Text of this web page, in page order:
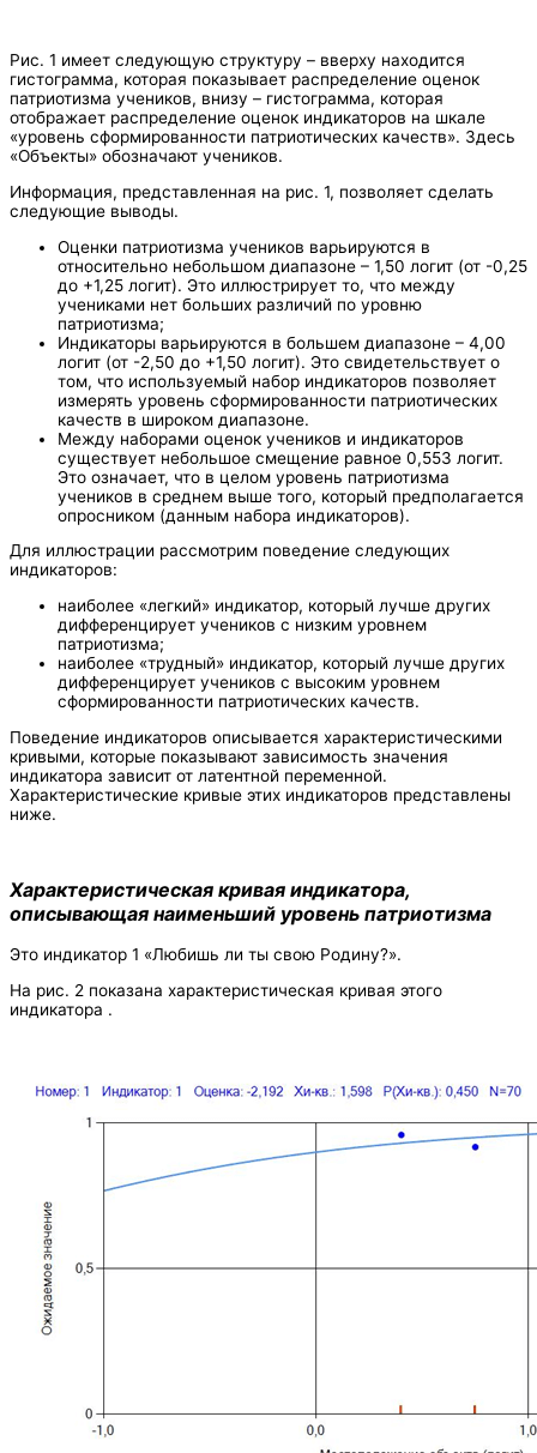
Рис. 1 имеет следующую структуру – вверху находится
гистограмма, которая показывает распределение оценок
патриотизма учеников, внизу – гистограмма, которая
отображает распределение оценок индикаторов на шкале
«уровень сформированности патриотических качеств». Здесь
«Объекты» обозначают учеников.
Информация, представленная на рис. 1, позволяет сделать
следующие выводы.
Оценки патриотизма учеников варьируются в
относительно небольшом диапазоне – 1,50 логит (от -0,25
до +1,25 логит). Это иллюстрирует то, что между
учениками нет больших различий по уровню
патриотизма;
Индикаторы варьируются в большем диапазоне – 4,00
логит (от -2,50 до +1,50 логит). Это свидетельствует о
том, что используемый набор индикаторов позволяет
измерять уровень сформированности патриотических
качеств в широком диапазоне.
Между наборами оценок учеников и индикаторов
существует небольшое смещение равное 0,553 логит.
Это означает, что в целом уровень патриотизма
учеников в среднем выше того, который предполагается
опросником (данным набора индикаторов).
Для иллюстрации рассмотрим поведение следующих
индикаторов:
наиболее «легкий» индикатор, который лучше других
дифференцирует учеников с низким уровнем
патриотизма;
наиболее «трудный» индикатор, который лучше других
дифференцирует учеников с высоким уровнем
сформированности патриотических качеств.
Поведение индикаторов описывается характеристическими
кривыми, которые показывают зависимость значения
индикатора зависит от латентной переменной.
Характеристические кривые этих индикаторов представлены
ниже.
Характеристическая кривая индикатора,
описывающая наименьший уровень патриотизма
Это индикатор 1 «Любишь ли ты свою Родину?».
На рис. 2 показана характеристическая кривая этого
индикатора .